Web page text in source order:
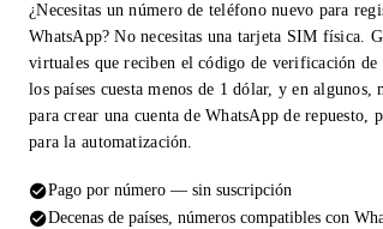
¿Necesitas un número de teléfono nuevo para
WhatsApp? No necesitas una tarjeta SIM física.
virtuales que reciben el código de verificación
los países cuesta menos de 1 dólar, y en algunos,
para crear una cuenta de WhatsApp de repuesto,
para la automatización.
Pago por número — sin suscripción
Decenas de países, números compatibles con